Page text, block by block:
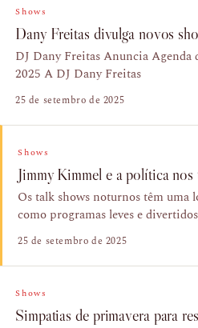
Shows
Dany Freitas divulga novos
DJ Dany Freitas Anuncia Agenda
2025 A DJ Dany Freitas
25 de setembro de 2025
Shows
Jimmy Kimmel e a política nos
Os talk shows noturnos têm
como programas leves e
25 de setembro de 2025
Shows
Simpatias de primavera para